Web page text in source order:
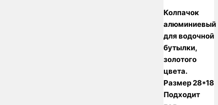
Колпачок
алюминиевый
для водочной
бутылки,
золотого
цвета.
Размер 28*18
Подходит